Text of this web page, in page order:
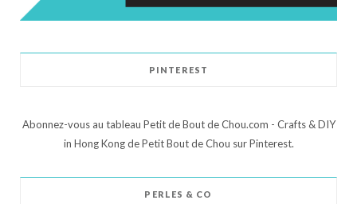
PINTEREST
Abonnez-vous au tableau Petit de Bout de Chou.com - Crafts & DIY
in Hong Kong de Petit Bout de Chou sur Pinterest.
PERLES & CO